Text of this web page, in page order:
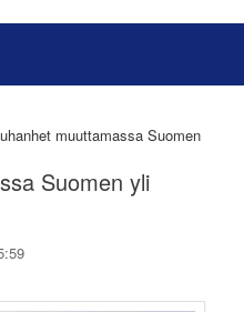
muuttamassa Suomen
Suomen yli